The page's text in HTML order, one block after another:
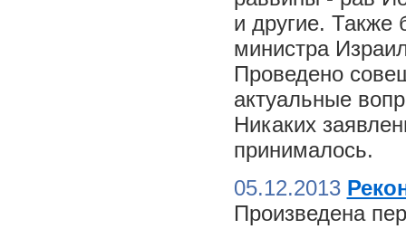
и другие. Также
министра
Проведено
актуальные
Никаких
принималось.
05.12.2013
Произведена